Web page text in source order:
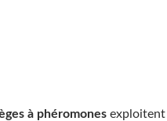
à phéromones exploitent